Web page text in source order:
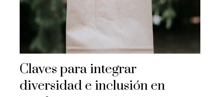
Claves para integrar
diversidad e inclusión en